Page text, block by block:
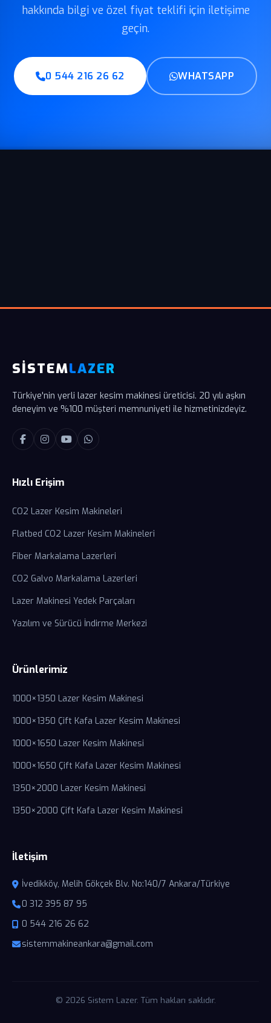
hakkında bilgi ve özel fiyat teklifi için iletişime
geçin.
0 544 216 26 62 WHATSAPP
SİSTEMLAZER
Türkiye'nin yerli lazer kesim makinesi üreticisi. 20 yılı aşkın
deneyim ve %100 müşteri memnuniyeti ile hizmetinizdeyiz.
Hızlı Erişim
CO2 Lazer Kesim Makineleri
Flatbed CO2 Lazer Kesim Makineleri
Fiber Markalama Lazerleri
CO2 Galvo Markalama Lazerleri
Lazer Makinesi Yedek Parçaları
Yazılım ve Sürücü İndirme Merkezi
Ürünlerimiz
1000×1350 Lazer Kesim Makinesi
1000×1350 Çift Kafa Lazer Kesim Makinesi
1000×1650 Lazer Kesim Makinesi
1000×1650 Çift Kafa Lazer Kesim Makinesi
1350×2000 Lazer Kesim Makinesi
1350×2000 Çift Kafa Lazer Kesim Makinesi
İletişim
İvedikköy, Melih Gökçek Blv. No:140/7 Ankara/Türkiye
0 312 395 87 95
0 544 216 26 62
sistemmakineankara@gmail.com
© 2026 Sistem Lazer. Tüm hakları saklıdır.